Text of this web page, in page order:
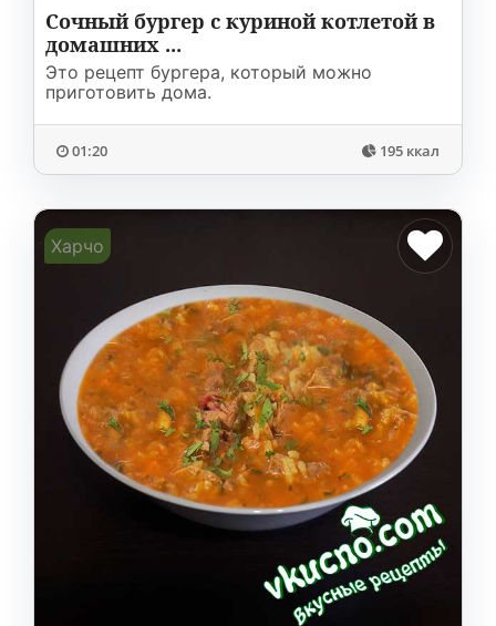
Сочный бургер с куриной котлетой в
домашних ...
Это рецепт бургера, который можно
приготовить дома.
01:20 195 ккал
Харчо